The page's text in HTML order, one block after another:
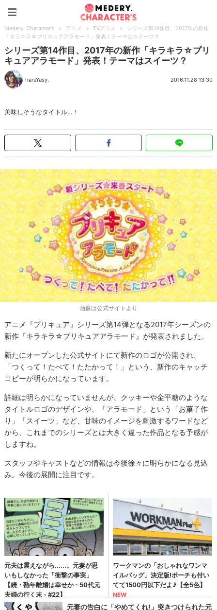
Medery. Character's > アニメ > TVアニメ >
シリーズ第14作目、2017年の新作
「キラキラ☆プリキュアアラモード」発表！テーマはスイーツ？
シリーズ第14作目、2017年の新作「キラキラ☆プリ
キュアアラモード」発表！テーマはスイーツ？
haruYasy. 2016.11.28 13:30
美味しそうなタイトル…！
画像は公式サイトより
アニメ『プリキュア』シリーズ第14弾となる2017年シーズンの
新作『キラキラ☆プリキュアアラモード』が発表されました。
新たにオープンした公式サイトにて新作のロゴが公開され、
「つくって！たべて！たたかって！」という、新作のキャッチ
コピーが明らかになっています。
詳細は明らかになっていませんが、クッキーや金平糖のような
タイトルロゴのデザインや、「アラモード」という「お菓子作
り」「スイーツ」など、甘味のイメージを刺激するワードなど
から、これまでのシリーズとは大きく違った作品となる予感が
しますね。
スタッフやキャストなどの情報は今後徐々に明らかになる見込
み。今後の展開に注目です。